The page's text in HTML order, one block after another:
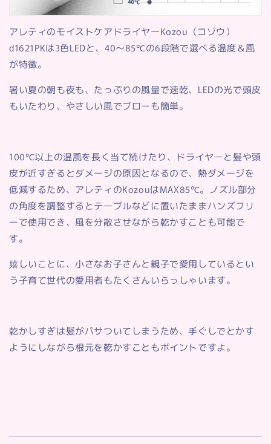
アレティのモイストケアドライヤーKozou（コゾウ）
d1621PKは3色LEDと、40～85℃の6段階で選べる温度＆風
が特徴。
暑い夏の朝も夜も、たっぷりの風量で速乾、LEDの光で頭皮
もいたわり、やさしい風でブローも簡単。
100℃以上の温風を長く当て続けたり、ドライヤーと髪や頭
皮が近すぎるとダメージの原因となるので、 熱ダメージを
低減するため、 アレティのKozouはMAX85℃。ノズル部分
の角度を調整するとテーブルなどに置いたままハンズフリ
ーで使用でき、風を分散させながら乾かすことも可能で
す。
嬉しいことに、小さなお子さんと親子で愛用しているとい
う子育て世代の愛用者もたくさんいらっしゃいます。
乾かしすぎは髪がパサついてしまうため、手ぐしでとかす
ようにしながら根元を乾かすこともポイントですよ。